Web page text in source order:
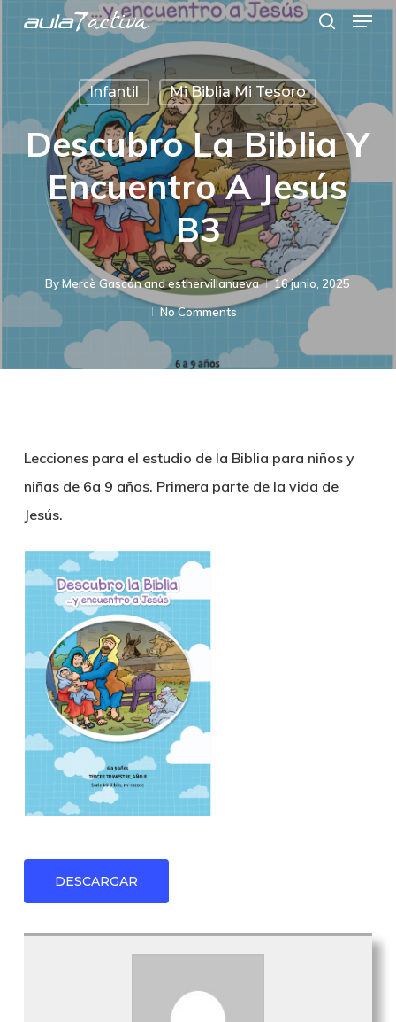
Menu
Infantil Mi Biblia Mi Tesoro
Descubro La Biblia Y
Encuentro A Jesús
B3
By Mercè Gascónandesthervillanueva
16 junio, 2025
No Comments
Lecciones para el estudio de la Biblia para niños y
niñas de 6a 9 años. Primera parte de la vida de
Jesús.
DESCARGAR